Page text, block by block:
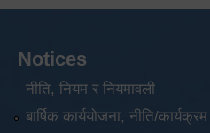
Notices
नीति, नियम र नियमावली
बार्षिक कार्ययोजना, नीति/कार्यक्रम